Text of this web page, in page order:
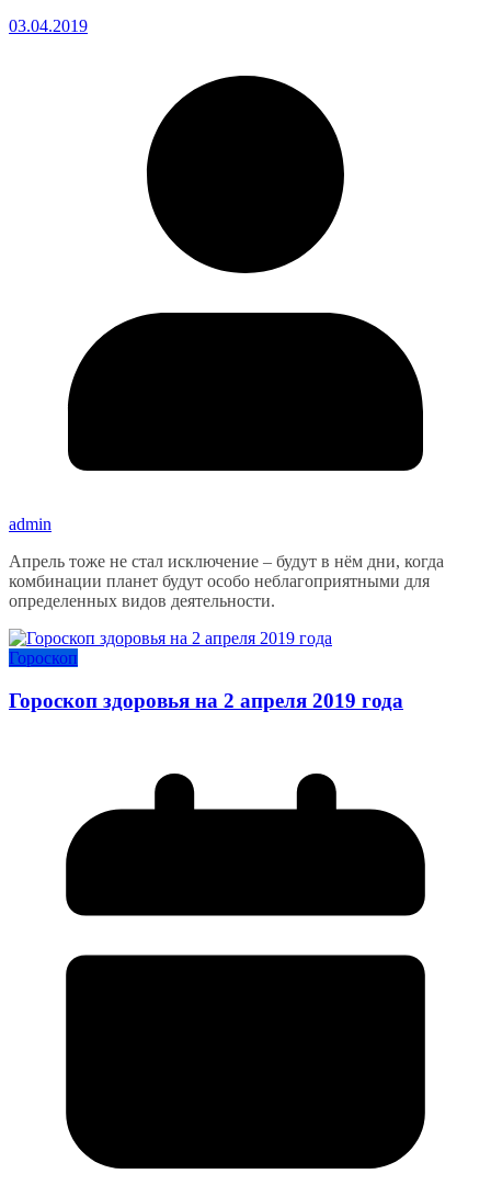
03.04.2019
admin
Апрель тоже не стал исключение – будут в нём дни, когда
комбинации планет будут особо неблагоприятными для
определенных видов деятельности.
Гороскоп
Гороскоп здоровья на 2 апреля 2019 года